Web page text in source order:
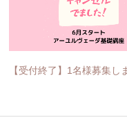
【受付終了】1名様募集し